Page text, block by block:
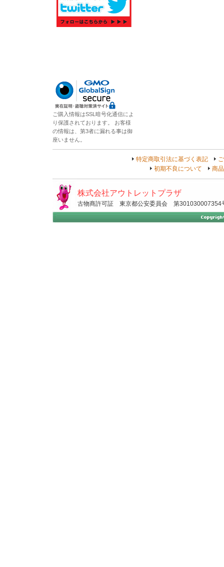
ご購入情報はSSL暗号化通信によ
り保護されております。 お客様
の情報は、第3者に漏れる事は御
座いません。
特定商取引法に基づく表記
初期不良について
商
株式会社アウトレットプラザ
古物商許可証 東京都公安委員会 第301030007354